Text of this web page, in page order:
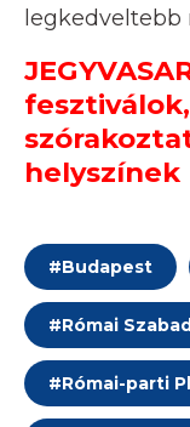
legkedveltebb
helyszínek
#Budapest
#Római
#Római-parti